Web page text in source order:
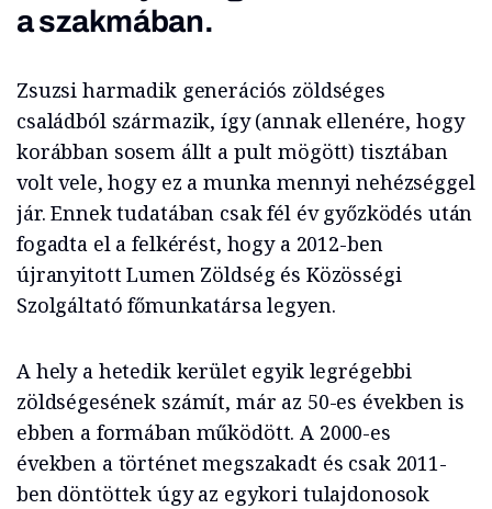
a szakmában.
Zsuzsi harmadik generációs zöldséges
családból származik, így (annak ellenére, hogy
korábban sosem állt a pult mögött) tisztában
volt vele, hogy ez a munka mennyi nehézséggel
jár. Ennek tudatában csak fél év győzködés után
fogadta el a felkérést, hogy a 2012-ben
újranyitott Lumen Zöldség és Közösségi
Szolgáltató főmunkatársa legyen.
A hely a hetedik kerület egyik legrégebbi
zöldségesének számít, már az 50-es években is
ebben a formában működött. A 2000-es
években a történet megszakadt és csak 2011-
ben döntöttek úgy az egykori tulajdonosok